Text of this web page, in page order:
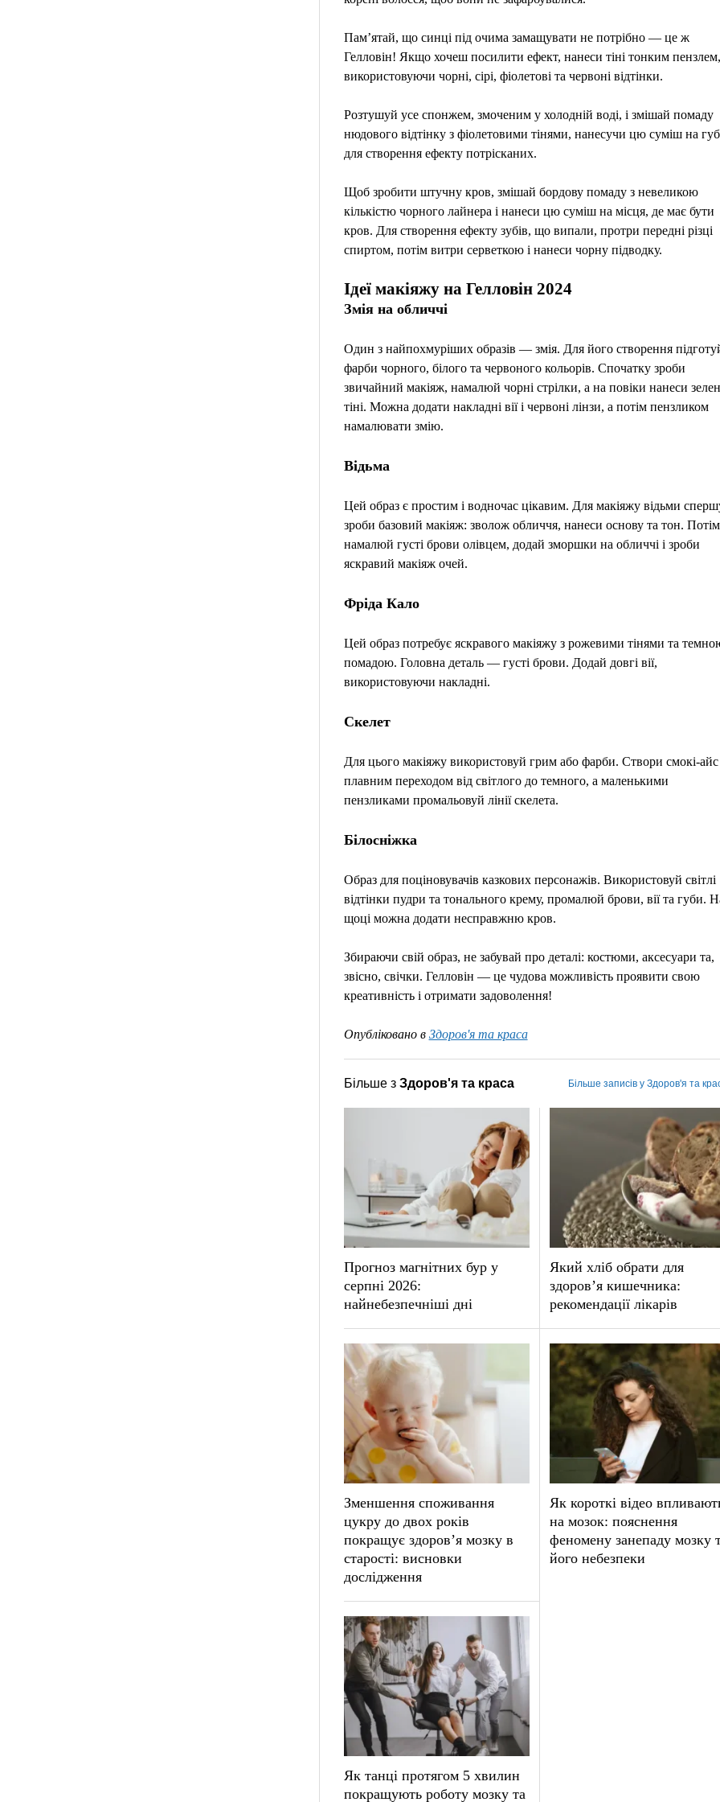
Пам’ятай, що синці під очима замащувати не потрібно — це ж
Гелловін! Якщо хочеш посилити ефект, нанеси тіні тонким пензлем,
використовуючи чорні, сірі, фіолетові та червоні відтінки.
Розтушуй усе спонжем, змоченим у холодній воді, і змішай помаду
нюдового відтінку з фіолетовими тінями, нанесучи цю суміш на
для створення ефекту потрісканих.
Щоб зробити штучну кров, змішай бордову помаду з невеликою
кількістю чорного лайнера і нанеси цю суміш на місця, де має бути
кров. Для створення ефекту зубів, що випали, протри передні різці
спиртом, потім витри серветкою і нанеси чорну підводку.
Ідеї макіяжу на Гелловін 2024
Змія на обличчі
Один з найпохмуріших образів — змія. Для його створення
фарби чорного, білого та червоного кольорів. Спочатку зроби
звичайний макіяж, намалюй чорні стрілки, а на повіки нанеси
тіні. Можна додати накладні вії і червоні лінзи, а потім пензликом
намалювати змію.
Відьма
Цей образ є простим і водночас цікавим. Для макіяжу відьми
зроби базовий макіяж: зволож обличчя, нанеси основу та тон. Потім
намалюй густі брови олівцем, додай зморшки на обличчі і зроби
яскравий макіяж очей.
Фріда Кало
Цей образ потребує яскравого макіяжу з рожевими тінями та
помадою. Головна деталь — густі брови. Додай довгі вії,
використовуючи накладні.
Скелет
Для цього макіяжу використовуй грим або фарби. Створи смокі-айс
плавним переходом від світлого до темного, а маленькими
пензликами промальовуй лінії скелета.
Білосніжка
Образ для поціновувачів казкових персонажів. Використовуй світлі
відтінки пудри та тонального крему, промалюй брови, вії та губи.
щоці можна додати несправжню кров.
Збираючи свій образ, не забувай про деталі: костюми, аксесуари та,
звісно, свічки. Гелловін — це чудова можливість проявити свою
креативність і отримати задоволення!
Опубліковано в Здоров'я та краса
Більше з Здоров'я та краса Більше записів у Здоров'я та
Прогноз магнітних бур у
серпні 2026:
найнебезпечніші дні
Який хліб обрати для
здоров’я кишечника:
рекомендації лікарів
Зменшення споживання
цукру до двох років
покращує здоров’я мозку в
старості: висновки
дослідження
Як короткі відео
на мозок: пояснення
феномену занепаду мозку
його небезпеки
Як танці протягом 5 хвилин
покращують роботу мозку та